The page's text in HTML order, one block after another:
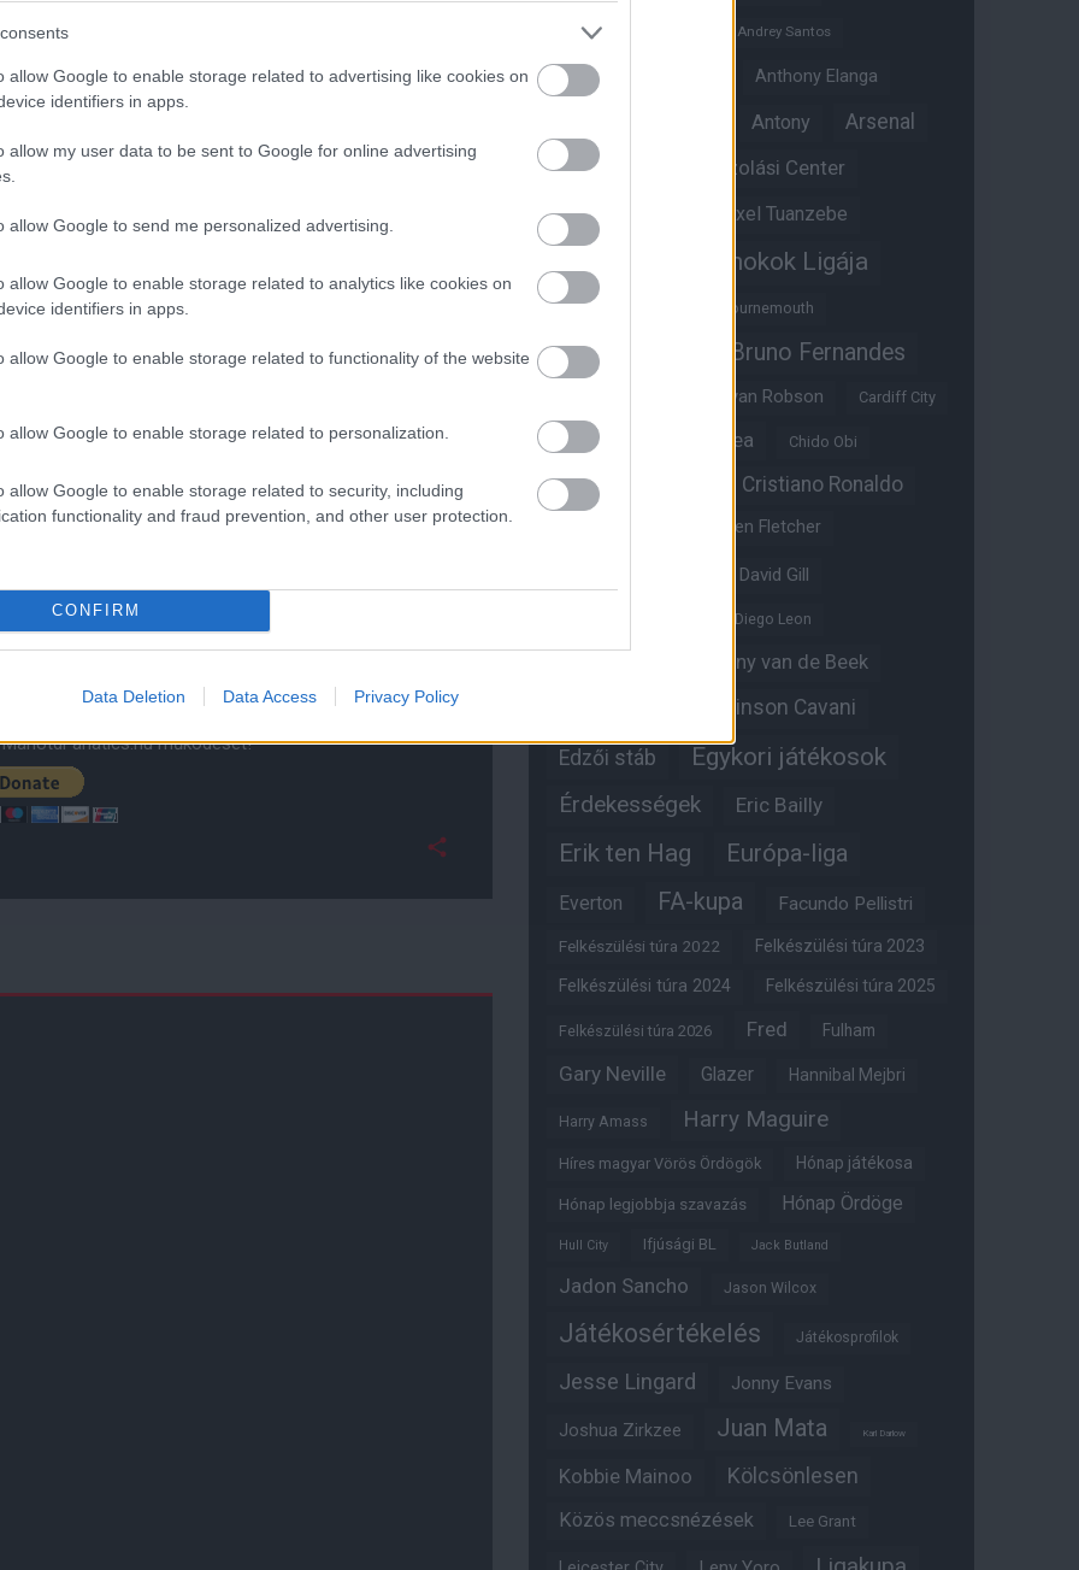
allow Google to enable storage related to advertising like cookies on
identifiers in apps.
allow my user data to be sent to Google for online advertising
allow Google to send me personalized advertising.
allow Google to enable storage related to analytics like cookies on
identifiers in apps.
allow Google to enable storage related to functionality of the website
allow Google to enable storage related to personalization.
allow Google to enable storage related to security, including
functionality and fraud prevention, and other user protection.
CONFIRM
Data Deletion Data Access Privacy Policy
Baines - McCarthy, Barry - Mirallas(McGeady
61.), Büttner - Carrick, Fletcher -
on is!
működését!
Andreas Pereira
Andrey Santos
Angol válogatott Anthony Elanga
Antony Arsenal
Aston Villa Átigazolási Center
Átigazolások Axel Tuanzebe
Bajnokok Ligája
Benjamin Sesko Bournemouth
Brandon Williams Bruno Fernandes
Bryan Robson Cardiff City
Casemiro Chelsea Chido Obi
Christian Eriksen Cristiano Ronaldo
Darren Fletcher
David Gill
Diego Leon
Donny van de Beek
Edinson Cavani
Edzői stáb Egykori játékosok
Érdekességek Eric Bailly
Erik ten Hag Európa-liga
Everton FA-kupa Facundo Pellistri
Felkészülési túra 2022 Felkészülési túra 2023
Felkészülési túra 2024 Felkészülési túra 2025
Felkészülési túra 2026 Fred Fulham
Gary Neville Glazer Hannibal Mejbri
Harry Amass Harry Maguire
Híres magyar Vörös Ördögök Hónap játékosa
Hónap legjobbja szavazás Hónap Ördöge
Hull City Ifjúsági BL Jack Butland
Jadon Sancho Jason Wilcox
Játékosértékelés Játékosprofilok
Jesse Lingard Jonny Evans
Joshua Zirkzee Juan Mata Karl Darlow
Kobbie Mainoo Kölcsönlesen
Közös meccsnézések Lee Grant